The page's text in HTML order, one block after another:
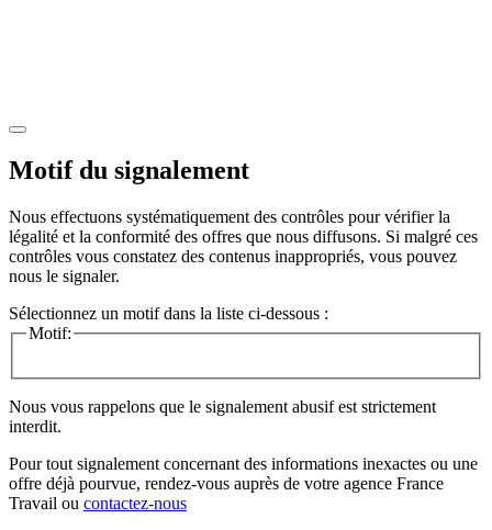
Motif du signalement
Nous effectuons systématiquement des contrôles pour vérifier la
légalité et la conformité des offres que nous diffusons. Si malgré ces
contrôles vous constatez des contenus inappropriés, vous pouvez
nous le signaler.
Sélectionnez un motif dans la liste ci-dessous :
Motif:
Nous vous rappelons que le signalement abusif est strictement
interdit.
Pour tout signalement concernant des informations inexactes ou une
offre déjà pourvue, rendez-vous auprès de votre agence France
Travail ou contactez-nous